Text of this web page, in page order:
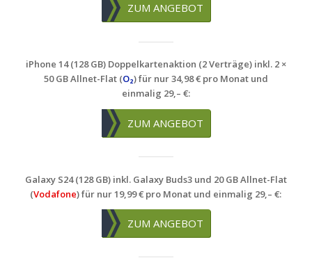
ZUM ANGEBOT
iPhone 14 (128 GB) Doppelkartenaktion (2 Verträge) inkl. 2 ×
50 GB Allnet-Flat (O₂) für nur 34,98 € pro Monat und
einmalig 29,– €:
ZUM ANGEBOT
Galaxy S24 (128 GB) inkl. Galaxy Buds3 und 20 GB Allnet-Flat
(Vodafone) für nur 19,99 € pro Monat und einmalig 29,– €:
ZUM ANGEBOT